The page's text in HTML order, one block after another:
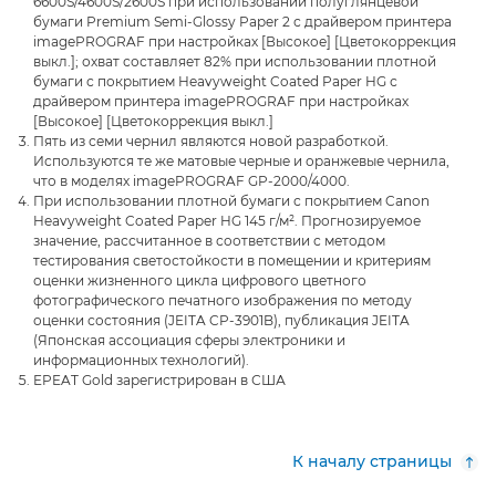
бумаги Premium Semi-Glossy Paper 2 с драйвером принтера
imagePROGRAF при настройках [Высокое] [Цветокоррекция
выкл.]; охват составляет 82% при использовании плотной
бумаги с покрытием Heavyweight Coated Paper HG с
драйвером принтера imagePROGRAF при настройках
[Высокое] [Цветокоррекция выкл.]
Пять из семи чернил являются новой разработкой.
Используются те же матовые черные и оранжевые чернила,
что в моделях imagePROGRAF GP-2000/4000.
При использовании плотной бумаги с покрытием Canon
Heavyweight Coated Paper HG 145 г/м². Прогнозируемое
значение, рассчитанное в соответствии с методом
тестирования светостойкости в помещении и критериям
оценки жизненного цикла цифрового цветного
фотографического печатного изображения по методу
оценки состояния (JEITA CP-3901B), публикация JEITA
(Японская ассоциация сферы электроники и
информационных технологий).
EPEAT Gold зарегистрирован в США
К началу страницы